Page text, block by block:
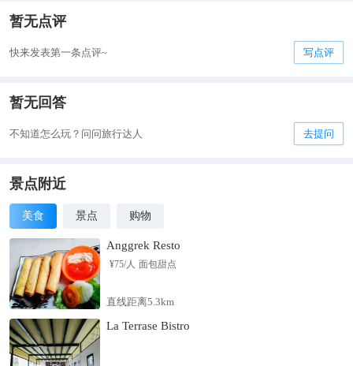
暂无点评
快来发表第一条点评~ 写点评
暂无回答
不知道怎么玩？问问旅行达人 去提问
景点附近
美食 景点 购物
Anggrek Resto
¥75/人 面包甜点
直线距离5.3km
La Terrase Bistro